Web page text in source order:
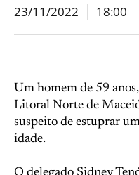
23/11/2022
18:00
Um homem de 59
Litoral Norte de
suspeito de estuprar
idade.